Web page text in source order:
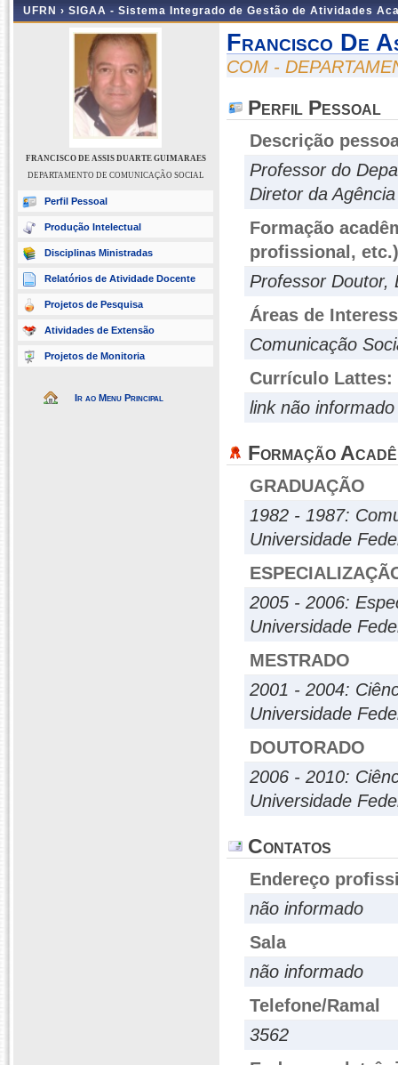
UFRN › SIGAA - Sistema Integrado de Gestão de Atividades
FRANCISCO DE ASSIS DUARTE GUIMARAES
DEPARTAMENTO DE COMUNICAÇÃO SOCIAL
Perfil Pessoal
Produção Intelectual
Disciplinas Ministradas
Relatórios de Atividade Docente
Projetos de Pesquisa
Atividades de Extensão
Projetos de Monitoria
Ir ao Menu Principal
Francisco De
COM -
Perfil Pessoal
Descrição
Professor do
Diretor da
Formação
profissional, etc.)
Professor Doutor,
Áreas de
Comunicação
Currículo Lattes:
link não informado
Formação
GRADUAÇÃO
1982 - 1987:
Universidade
2005 - 2006:
Universidade
MESTRADO
2001 - 2004:
Universidade
DOUTORADO
2006 - 2010:
Universidade
Contatos
Endereço
não informado
Sala
não informado
Telefone/Ramal
3562